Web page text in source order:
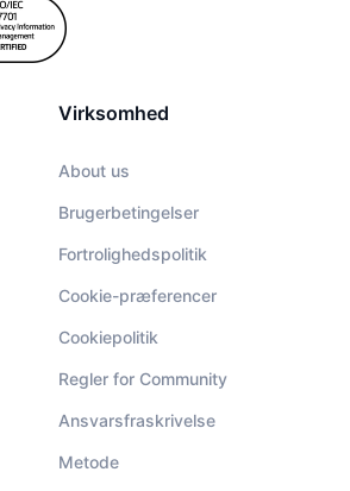
Virksomhed
About us
Brugerbetingelser
Fortrolighedspolitik
Cookie-præferencer
Cookiepolitik
Regler for Community
Ansvarsfraskrivelse
Metode